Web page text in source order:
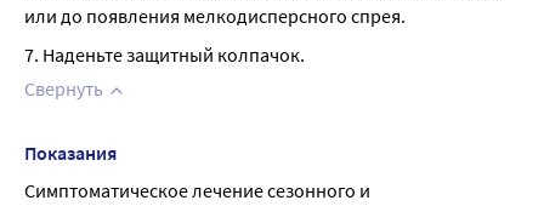
или до появления мелкодисперсного спрея.
7. Наденьте защитный колпачок.
Свернуть
Показания
Симптоматическое лечение сезонного и